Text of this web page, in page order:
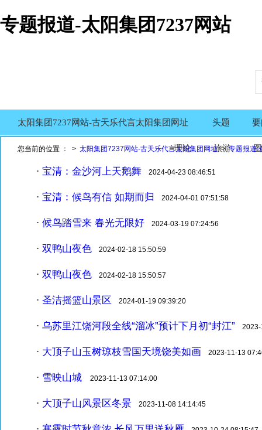
专题报道-太阳集团7237网站
太阳集团7237网站-古天乐代言太阳集团网址 头题
理论 旅游
您当前的位置 ： > 太阳集团7237网站-古天乐代言太阳集团网址>专题报道-
· 宝清：金沙河上天鹅舞 2024-04-23 08:46:51
· 宝清：候鸟有信 如期而归 2024-04-01 07:51:58
· 候鸟踏雪来 春光无限好 2024-03-19 07:24:56
· 双鸭山夜色 2024-02-18 15:50:59
· 双鸭山夜色 2024-02-18 15:50:57
· 圣洁摇篮山景区 2024-01-19 09:39:20
· 乌苏里江饶河段全线“溜冰”预计下月初“封江” 2023-
· 大顶子山玉树琼枝雪国天境饶美如画 2023-11-13
· 雪映山城 2023-11-13 07:14:00
· 大顶子山风景区冬景 2023-11-08 14:14:45